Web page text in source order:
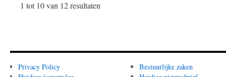
1 tot 10 van 12 resultaten
Privacy Policy
Bestuurlijke zaken